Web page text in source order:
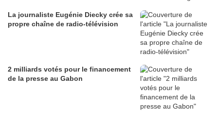
La journaliste Eugénie Diecky crée sa
propre chaîne de radio-télévision
2 milliards votés pour le financement
de la presse au Gabon